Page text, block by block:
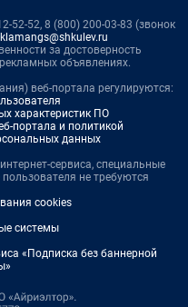
52-52, 8 (800) 200-03-83 (звонок
за достоверность
объявлениях.
веб-портала регулируются:
характеристик ПО
портала и политикой
данных
сервиса, специальные
не требуются
cookies
системы
«Подписка без баннерной